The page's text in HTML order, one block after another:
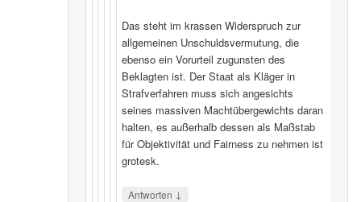
Das steht im krassen Widerspruch zur
allgemeinen Unschuldsvermutung, die
ebenso ein Vorurteil zugunsten des
Beklagten ist. Der Staat als Kläger in
Strafverfahren muss sich angesichts
seines massiven Machtübergewichts daran
halten, es außerhalb dessen als Maßstab
für Objektivität und Fairness zu nehmen ist
grotesk.
Antworten ↓